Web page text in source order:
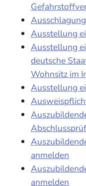
Ausstellung
Ausstellung
deutsche
Wohnsitz im
Ausstellung
anmelden
anmelden